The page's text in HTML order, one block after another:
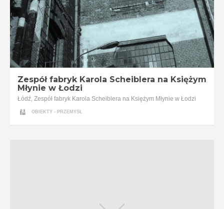
Zespół fabryk Karola Scheiblera na Księżym
Młynie w Łodzi
Łódź, Zespół fabryk Karola Scheiblera na Księżym Młynie w Łodzi
OBIEKTY - PRZEMYSŁ